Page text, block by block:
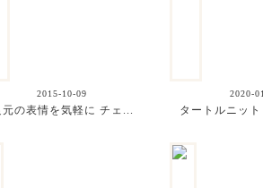
2015-10-09
元の表情を気軽に チェ...
2020-
タートルニット